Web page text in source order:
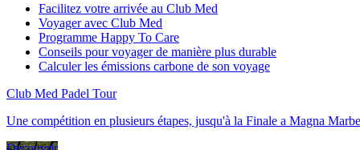
Facilitez votre arrivée au Club Med
Voyager avec Club Med
Programme Happy To Care
Conseils pour voyager de manière plus durable
Calculer les émissions carbone de son voyage
Club Med Padel Tour
Une compétition en plusieurs étapes, jusqu'à la Finale a Magna